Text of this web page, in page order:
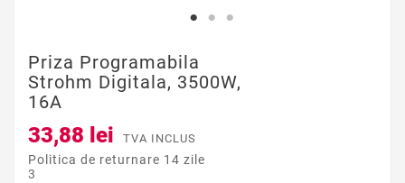
Priza Programabila
Strohm Digitala, 3500W,
16A
33,88 lei TVA INCLUS
Politica de returnare 14 zile
3